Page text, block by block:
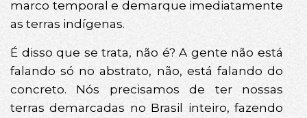
marco temporal e demarque imediatamente
as terras indígenas.
É disso que se trata, não é? A gente não está
falando só no abstrato, não, está falando do
concreto. Nós precisamos de ter nossas
terras demarcadas no Brasil inteiro, fazendo